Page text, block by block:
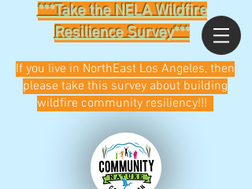
***Take the NELA Wildfire
Resilience Survey***
If you live in NorthEast Los Angeles, then
please take this survey about building
wildfire community resiliency!!!